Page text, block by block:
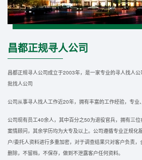
昌都正规寻人公司
昌都正规寻人公司成立于2003年，是一家专业的寻人找人
批找人公司
公司从事寻人找人工作近20年，拥有丰富的工作经验，专业
公司现有员工40余人，其中百分之50为退役官兵，拥有三
案情顾问，其余学历均为大专及以上。公司遵循专业正规化
户/委托人资料进行多重加密，对于调查结果只对客户负责
删除，不留档，不保存，做到不泄露客户任何资料。